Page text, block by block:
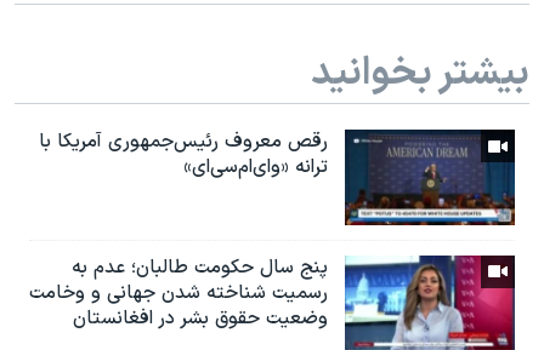
بیشتر بخوانید
رقص معروف رئیس‌جمهوری آمریکا با
ترانه «وای‌ام‌سی‌ای»
پنج سال حکومت طالبان؛ عدم به
رسمیت شناخته شدن جهانی و وخامت
وضعیت حقوق بشر در افغانستان